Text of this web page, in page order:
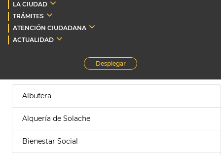
LA CIUDAD
TRÁMITES
ATENCIÓN CIUDADANA
ACTUALIDAD
Desplegar
Albufera
Alquería de Solache
Bienestar Social